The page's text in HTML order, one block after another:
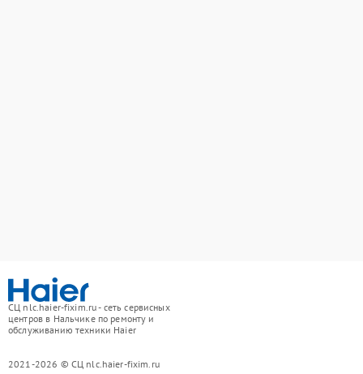
СЦ nlc.haier-fixim.ru - сеть сервисных
центров в Нальчике по ремонту и
обслуживанию техники Haier
2021-2026 © СЦ nlc.haier-fixim.ru